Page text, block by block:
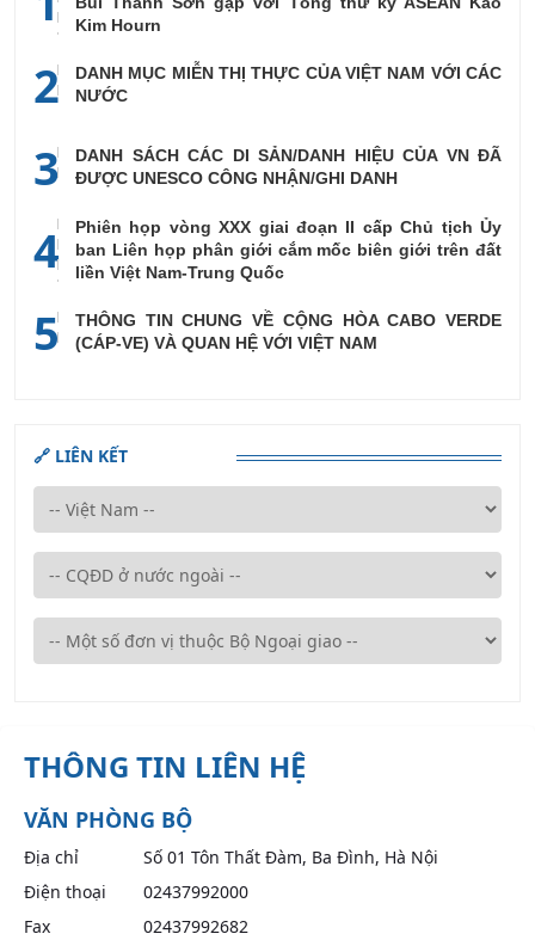
Kim Hourn
2
DANH MỤC MIỄN THỊ THỰC CỦA VIỆT NAM VỚI CÁC
NƯỚC
3
DANH SÁCH CÁC DI SẢN/DANH HIỆU CỦA VN ĐÃ
ĐƯỢC UNESCO CÔNG NHẬN/GHI DANH
4
Phiên họp vòng XXX giai đoạn II cấp Chủ tịch Ủy
ban Liên họp phân giới cắm mốc biên giới trên đất
liền Việt Nam-Trung Quốc
5
THÔNG TIN CHUNG VỀ CỘNG HÒA CABO VERDE
(CÁP-VE) VÀ QUAN HỆ VỚI VIỆT NAM
🔗 LIÊN KẾT
THÔNG TIN LIÊN HỆ
VĂN PHÒNG BỘ
Địa chỉ
Số 01 Tôn Thất Đàm, Ba Đình, Hà Nội
Điện thoại
02437992000
Fax
02437992682